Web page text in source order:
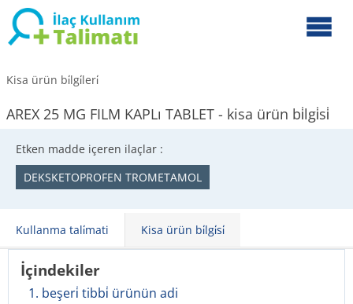
Kisa ürün bi̇lgi̇leri̇
AREX 25 MG FILM KAPLı TABLET - kisa ürün bi̇lgi̇si̇
Etken madde içeren ilaçlar :
DEKSKETOPROFEN TROMETAMOL
Kullanma tali̇mati Kisa ürün bi̇lgi̇si̇
İçindekiler
1. beşeri̇ tibbi̇ ürünün adi